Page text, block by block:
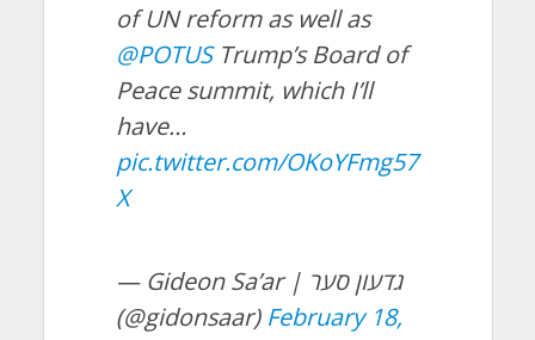
of UN reform as well as
@POTUSTrump’s Board of
Peace summit, which I’ll
have…
pic.twitter.com/OKoYFmg57
X
— Gideon Sa’ar | גדעון סער
(@gidonsaar) February 18,